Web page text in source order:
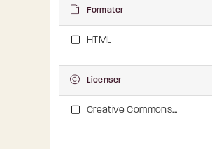
Formater
HTML
Licenser
Creative Commons...